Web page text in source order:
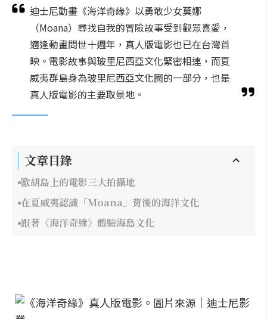
迪士尼動畫《海洋奇緣》以勇敢少女莫娜
（Moana）尋找自我的冒險故事受到觀眾喜愛，
適逢動畫問世十週年，真人版電影也已在台灣首
映。電影故事與玻里尼西亞文化緊密相連，而夏
威夷群島身為玻里尼西亞文化圈的一部分，也是
真人版電影的主要取景地。
文章目錄
歐胡島上的電影三大拍攝地
在夏威夷認識「Moana」背後的海洋文化
跟著《海洋奇緣》體驗海島文化